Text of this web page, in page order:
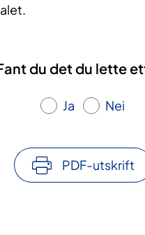
du det du lette
Ja Nei
PDF-utskrift